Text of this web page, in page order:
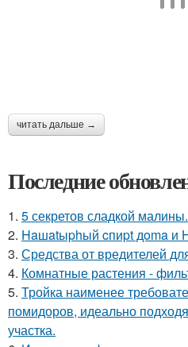
читать дальше →
Последние
1. 5 секретов сладкой малины.
2. Haшatыphый cпиpt дoma и
3. Средства от вредителей
4. Комнатные растения -
5. Тройка наименее
помидоров, идеально
участка.